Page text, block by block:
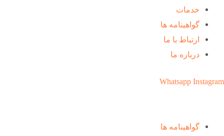
خدمات
گواهینامه ها
ارتباط با ما
درباره ما
Whatsapp Instagram
گواهینامه ها